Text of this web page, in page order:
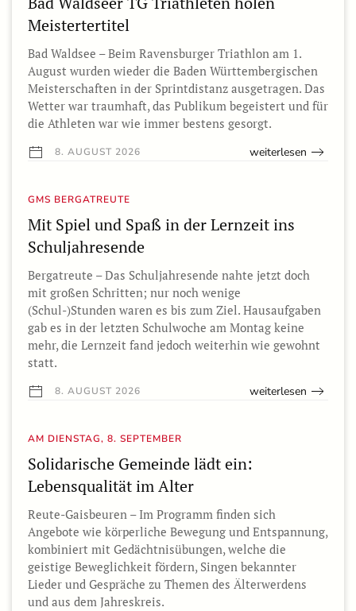
Meistertertitel
Bad Waldsee – Beim Ravensburger Triathlon am 1.
August wurden wieder die Baden Württembergischen
Meisterschaften in der Sprintdistanz ausgetragen. Das
Wetter war traumhaft, das Publikum begeistert und für
die Athleten war wie immer bestens gesorgt.
8. AUGUST 2026 weiterlesen
GMS BERGATREUTE
Mit Spiel und Spaß in der Lernzeit ins
Schuljahresende
Bergatreute – Das Schuljahresende nahte jetzt doch
mit großen Schritten; nur noch wenige
(Schul-)Stunden waren es bis zum Ziel. Hausaufgaben
gab es in der letzten Schulwoche am Montag keine
mehr, die Lernzeit fand jedoch weiterhin wie gewohnt
statt.
8. AUGUST 2026 weiterlesen
AM DIENSTAG, 8. SEPTEMBER
Solidarische Gemeinde lädt ein:
Lebensqualität im Alter
Reute-Gaisbeuren – Im Programm finden sich
Angebote wie körperliche Bewegung und Entspannung,
kombiniert mit Gedächtnisübungen, welche die
geistige Beweglichkeit fördern, Singen bekannter
Lieder und Gespräche zu Themen des Älterwerdens
und aus dem Jahreskreis.